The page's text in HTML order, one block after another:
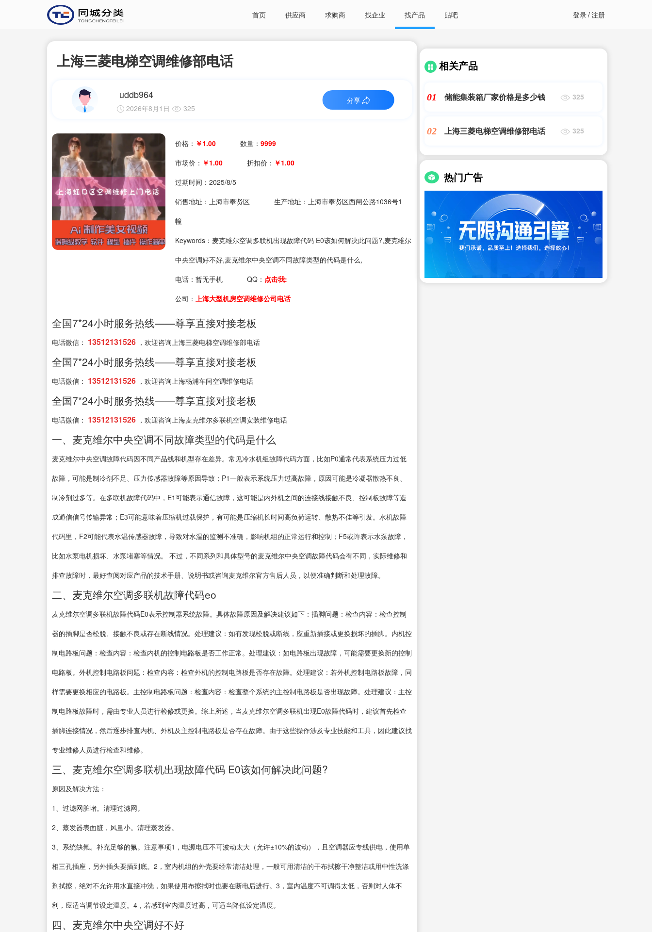
首页 供应商 求购商 找企业 找产品 贴吧 登录/注册
上海三菱电梯空调维修部电话
uddb964
2026年8月1日 325
分享
价格： ￥1.00 数量：9999
市场价： ￥1.00 折扣价： ￥1.00
过期时间：2025/8/5
销售地址：上海市奉贤区
生产地址：上海市奉贤区西闸公路1036号1
幢
Keywords：麦克维尔空调多联机出现故障代码 E0该如何解决此问题?,麦克维尔
中央空调好不好,麦克维尔中央空调不同故障类型的代码是什么,
电话：暂无手机 QQ： 点击我:
公司：上海大型机房空调维修公司电话
全国7*24小时服务热线——尊享直接对接老板
电话微信： 13512131526 ，欢迎咨询上海三菱电梯空调维修部电话
全国7*24小时服务热线——尊享直接对接老板
电话微信： 13512131526 ，欢迎咨询上海杨浦车间空调维修电话
全国7*24小时服务热线——尊享直接对接老板
电话微信： 13512131526 ，欢迎咨询上海麦克维尔多联机空调安装维修电话
一、麦克维尔中央空调不同故障类型的代码是什么
麦克维尔中央空调故障代码因不同产品线和机型存在差异。常见冷水机组故障代码方面，比如P0通常代表系统压力过低
故障，可能是制冷剂不足、压力传感器故障等原因导致；P1一般表示系统压力过高故障，原因可能是冷凝器散热不良、
制冷剂过多等。在多联机故障代码中，E1可能表示通信故障，这可能是内外机之间的连接线接触不良、控制板故障等造
成通信信号传输异常；E3可能意味着压缩机过载保护，有可能是压缩机长时间高负荷运转、散热不佳等引发。水机故障
代码里，F2可能代表水温传感器故障，导致对水温的监测不准确，影响机组的正常运行和控制；F5或许表示水泵故障，
比如水泵电机损坏、水泵堵塞等情况。 不过，不同系列和具体型号的麦克维尔中央空调故障代码会有不同，实际维修和
排查故障时，最好查阅对应产品的技术手册、说明书或咨询麦克维尔官方售后人员，以便准确判断和处理故障。
二、麦克维尔空调多联机故障代码eo
麦克维尔空调多联机故障代码E0表示控制器系统故障。具体故障原因及解决建议如下：插脚问题：检查内容：检查控制
器的插脚是否松脱、接触不良或存在断线情况。处理建议：如有发现松脱或断线，应重新插接或更换损坏的插脚。内机控
制电路板问题：检查内容：检查内机的控制电路板是否工作正常。处理建议：如电路板出现故障，可能需要更换新的控制
电路板。外机控制电路板问题：检查内容：检查外机的控制电路板是否存在故障。处理建议：若外机控制电路板故障，同
样需要更换相应的电路板。主控制电路板问题：检查内容：检查整个系统的主控制电路板是否出现故障。处理建议：主控
制电路板故障时，需由专业人员进行检修或更换。综上所述，当麦克维尔空调多联机出现E0故障代码时，建议首先检查
插脚连接情况，然后逐步排查内机、外机及主控制电路板是否存在故障。由于这些操作涉及专业技能和工具，因此建议找
专业维修人员进行检查和维修。
三、麦克维尔空调多联机出现故障代码 E0该如何解决此问题?
原因及解决方法：
1、过滤网脏堵。清理过滤网。
2、蒸发器表面脏，风量小。清理蒸发器。
3、系统缺氟。补充足够的氟。注意事项1，电源电压不可波动太大（允许±10%的波动），且空调器应专线供电，使用单
相三孔插座，另外插头要插到底。2，室内机组的外壳要经常清洁处理，一般可用清洁的干布拭擦干净整洁或用中性洗涤
剂拭擦，绝对不允许用水直接冲洗，如果使用布擦拭时也要在断电后进行。3，室内温度不可调得太低，否则对人体不
利，应适当调节设定温度。4，若感到室内温度过高，可适当降低设定温度。
四、麦克维尔中央空调好不好
相关产品
01 储能集装箱厂家价格是多少钱 325
02 上海三菱电梯空调维修部电话 325
热门广告